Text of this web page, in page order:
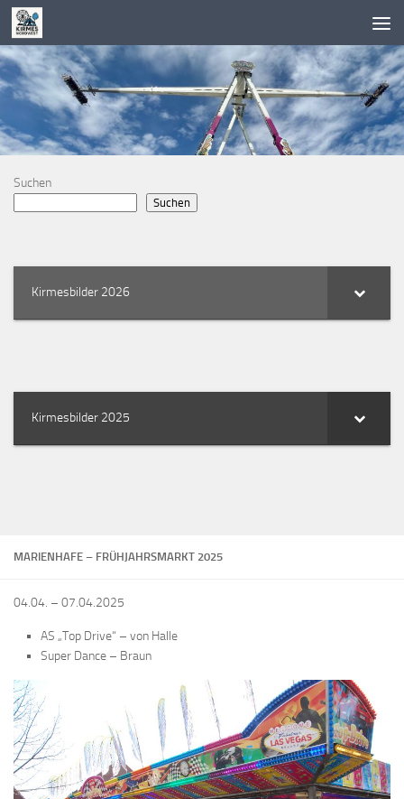
Zum Inhalt springen
MARIENHAFE – FRÜHJAHRSMARKT 2025
04.04. – 07.04.2025
AS „Top Drive“ – von Halle
Super Dance – Braun
Suchen
Suchen
Kirmesbilder 2026
Kirmesbilder 2025